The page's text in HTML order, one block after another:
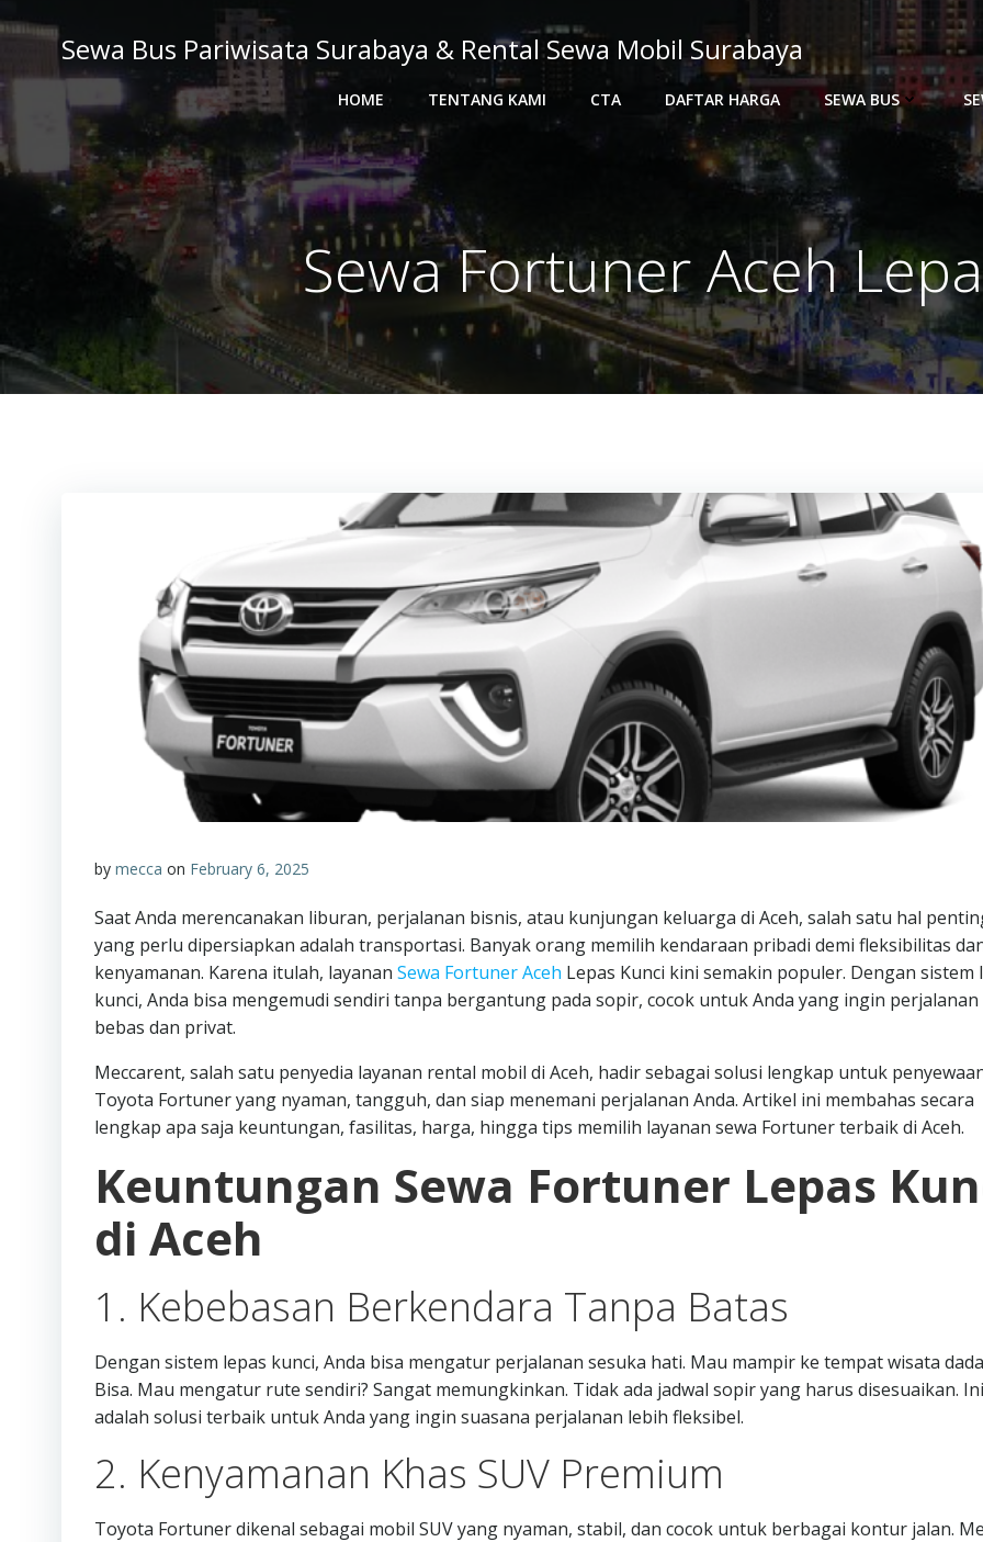
to
Sewa Bus Pariwisata Surabaya & Rental Sewa Mobil Surabaya
HOME TENTANG KAMI CTA DAFTAR HARGA SEWA BUS
Sewa Fortuner Aceh
by mecca on February 6, 2025
Saat Anda merencanakan liburan, perjalanan bisnis, atau kunjungan keluarga di Aceh, salah satu hal
yang perlu dipersiapkan adalah transportasi. Banyak orang memilih kendaraan pribadi demi fleksibilitas
kenyamanan. Karena itulah, layanan Sewa Fortuner Aceh Lepas Kunci kini semakin populer. Dengan sistem
kunci, Anda bisa mengemudi sendiri tanpa bergantung pada sopir, cocok untuk Anda yang ingin perjalanan
bebas dan privat.
Meccarent, salah satu penyedia layanan rental mobil di Aceh, hadir sebagai solusi lengkap untuk
Toyota Fortuner yang nyaman, tangguh, dan siap menemani perjalanan Anda. Artikel ini membahas secara
lengkap apa saja keuntungan, fasilitas, harga, hingga tips memilih layanan sewa Fortuner terbaik di Aceh.
Keuntungan Sewa Fortuner Lepas
di Aceh
1. Kebebasan Berkendara Tanpa Batas
Dengan sistem lepas kunci, Anda bisa mengatur perjalanan sesuka hati. Mau mampir ke tempat wisata
Bisa. Mau mengatur rute sendiri? Sangat memungkinkan. Tidak ada jadwal sopir yang harus disesuaikan. Ini
adalah solusi terbaik untuk Anda yang ingin suasana perjalanan lebih fleksibel.
2. Kenyamanan Khas SUV Premium
Toyota Fortuner dikenal sebagai mobil SUV yang nyaman, stabil, dan cocok untuk berbagai kontur jalan.